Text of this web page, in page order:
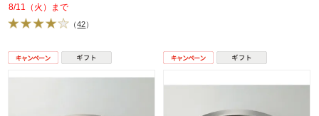
8/11（火）まで
（42）